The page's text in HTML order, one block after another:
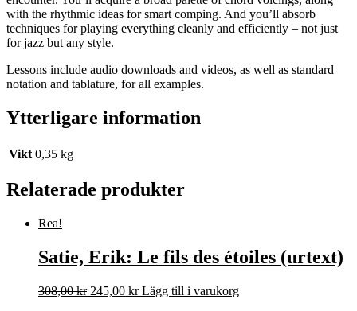
with the rhythmic ideas for smart comping. And you’ll absorb
techniques for playing everything cleanly and efficiently – not just
for jazz but any style.
Lessons include audio downloads and videos, as well as standard
notation and tablature, for all examples.
Ytterligare information
Vikt 0,35 kg
Relaterade produkter
Rea!
Satie, Erik: Le fils des étoiles (urtext)
308,00kr Det
245,00 krDet
Lägg till i varukorg